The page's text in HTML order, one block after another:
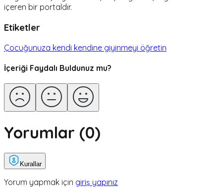
içeren bir portaldır.
Etiketler
Çocuğunuza kendi kendine giyinmeyi öğretin
İçeriği Faydalı Buldunuz mu?
Yorumlar (0)
Kurallar
Yorum yapmak için giriş yapınız